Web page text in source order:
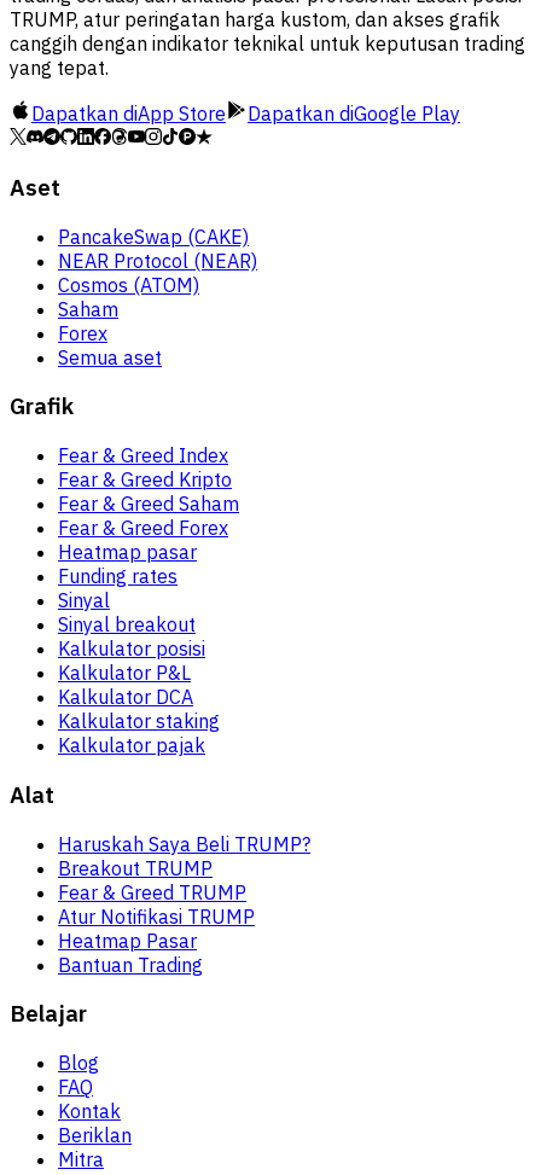
TRUMP, atur peringatan harga kustom, dan akses grafik
canggih dengan indikator teknikal untuk keputusan trading
yang tepat.
Dapatkan diApp Store Dapatkan diGoogle Play
Aset
PancakeSwap (CAKE)
NEAR Protocol (NEAR)
Cosmos (ATOM)
Saham
Forex
Semua aset
Grafik
Fear & Greed Index
Fear & Greed Kripto
Fear & Greed Saham
Fear & Greed Forex
Heatmap pasar
Funding rates
Sinyal
Sinyal breakout
Kalkulator posisi
Kalkulator P&L
Kalkulator DCA
Kalkulator staking
Kalkulator pajak
Alat
Haruskah Saya Beli TRUMP?
Breakout TRUMP
Fear & Greed TRUMP
Atur Notifikasi TRUMP
Heatmap Pasar
Bantuan Trading
Belajar
Blog
FAQ
Kontak
Beriklan
Mitra